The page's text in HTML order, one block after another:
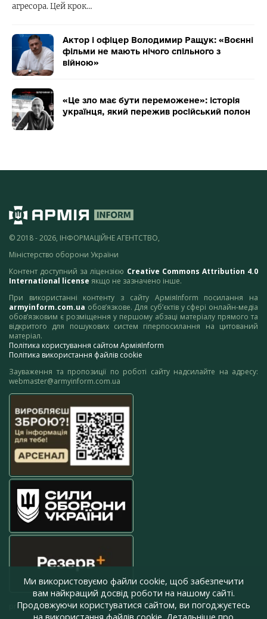
агресора. Цей крок…
Актор і офіцер Володимир Ращук: «Воєнні
фільми не мають нічого спільного з
війною»
«Це зло має бути переможене»: історія
українця, який пережив російський полон
© 2018 - 2026, ІНФОРМАЦІЙНЕ АГЕНТСТВО,
Міністерство оборони України
Контент доступний за ліцензією Creative Commons Attribution 4.0
International license якщо не зазначено інше.
При використанні контенту з сайту АрміяInform посилання на
armyinform.com.ua обов’язкове. Для суб’єктів у сфері онлайн-медіа
обов’язковим є розміщення у першому абзаці матеріалу прямого та
відкритого для пошукових систем гіперпосилання на цитований
матеріал.
Політика користування сайтом АрміяInform
Політика використання файлів cookie
Зауваження та пропозиції по роботі сайту надсилайте на адресу:
webmaster@armyinform.com.ua
press@armyinform.com.ua
Ми використовуємо файли cookie, щоб забезпечити
вам найкращий досвід роботи на нашому сайті.
Продовжуючи користуватися сайтом, ви погоджуєтесь